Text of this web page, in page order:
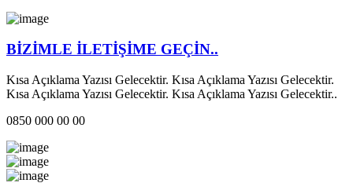
BİZİMLE İLETİŞİME GEÇİN..
Kısa Açıklama Yazısı Gelecektir. Kısa Açıklama Yazısı Gelecektir.
Kısa Açıklama Yazısı Gelecektir. Kısa Açıklama Yazısı Gelecektir..
0850 000 00 00